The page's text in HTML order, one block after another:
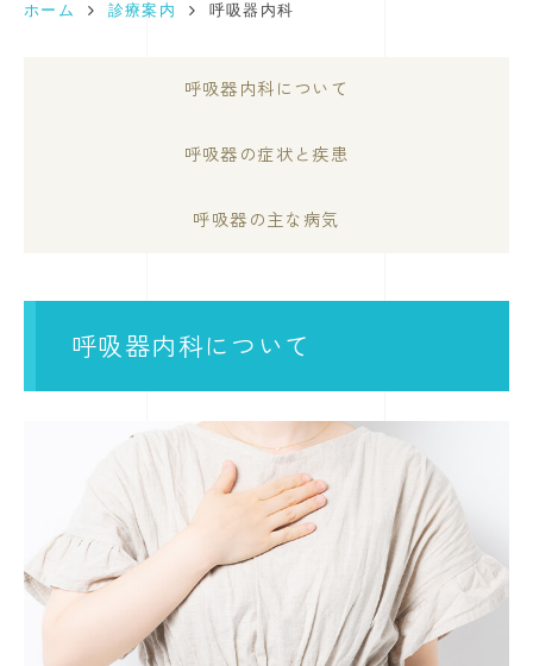
ホーム 診療案内 呼吸器内科
呼吸器内科について
呼吸器の症状と疾患
呼吸器の主な病気
呼吸器内科について